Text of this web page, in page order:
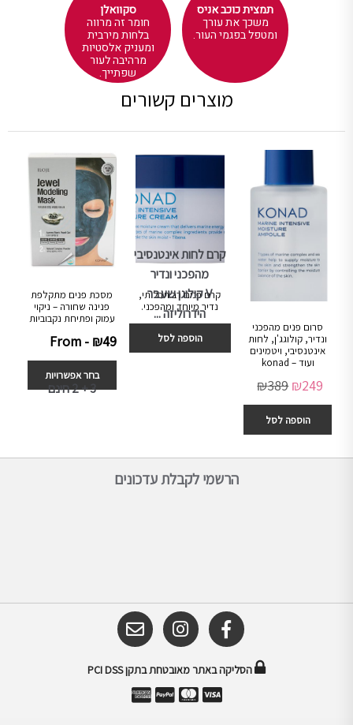
תמצית כוכב אניס
משכך את עורך
ומטפל בפגמי העור.
סקוואלן
חומר זה מרווה
בלחות מירבית
ומעניק אלסטיות
מרהיבה לעור
שפתייך.
מוצרים קשורים
סרום פנים מהפכני
ונדיר, קולוגג'ן, לחות
אינטנסיבי, ויטמינים
ועוד – konad
₪389 ₪249
הוספה לסל
קרם פנים רב תכליתי,
נדיר מיוחד ומהפכני.
₪389₪299
קרם לחות אינטנסיבי
מהפכני ונדיר
V קולוגן שעבר
הידרוליזה ...
הוספה לסל
מסכת פנים מתקלפת
פנינה שחורה – ניקוי
עמוק ופתיחת נקבוביות
From - ₪49
3 + 2 חינם
בחר אפשרויות
הרשמי לקבלת עדכונים
הסליקה באתר מאובטחת בתקן PCI DSS